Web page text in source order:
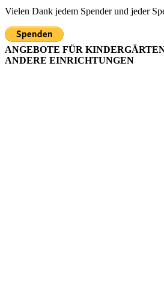
Vielen Dank jedem Spender und jeder
ANGEBOTE FÜR
ANDERE EINRICHTUNGEN